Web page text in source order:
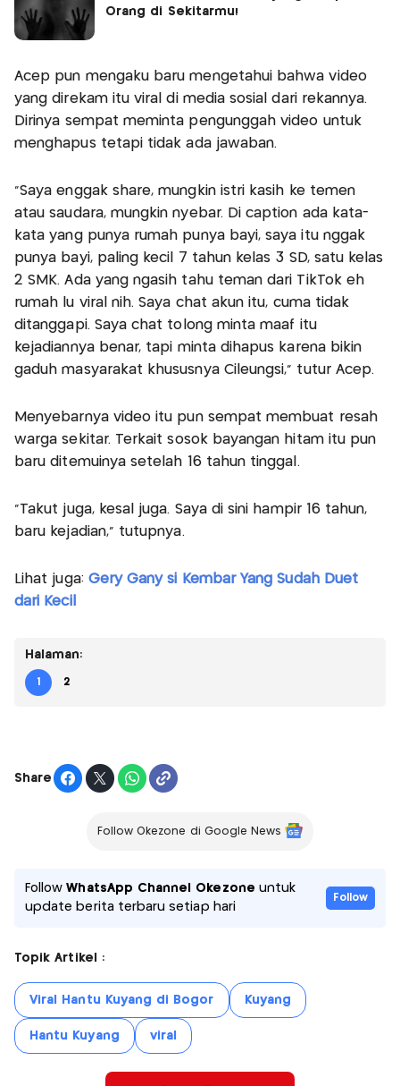
Orang di Sekitarmu!
Acep pun mengaku baru mengetahui bahwa video
yang direkam itu viral di media sosial dari rekannya.
Dirinya sempat meminta pengunggah video untuk
menghapus tetapi tidak ada jawaban.
"Saya enggak share, mungkin istri kasih ke temen
atau saudara, mungkin nyebar. Di caption ada kata-
kata yang punya rumah punya bayi, saya itu nggak
punya bayi, paling kecil 7 tahun kelas 3 SD, satu kelas
2 SMK. Ada yang ngasih tahu teman dari TikTok eh
rumah lu viral nih. Saya chat akun itu, cuma tidak
ditanggapi. Saya chat tolong minta maaf itu
kejadiannya benar, tapi minta dihapus karena bikin
gaduh masyarakat khususnya Cileungsi," tutur Acep.
Menyebarnya video itu pun sempat membuat resah
warga sekitar. Terkait sosok bayangan hitam itu pun
baru ditemuinya setelah 16 tahun tinggal.
"Takut juga, kesal juga. Saya di sini hampir 16 tahun,
baru kejadian," tutupnya.
Lihat juga: Gery Gany si Kembar Yang Sudah Duet
dari Kecil
Halaman:
1 2
Share
Follow Okezone di Google News
FollowWhatsApp Channel Okezone untuk
update berita terbaru setiap hari
Follow
Topik Artikel :
Viral Hantu Kuyang di Bogor Kuyang
Hantu Kuyang viral